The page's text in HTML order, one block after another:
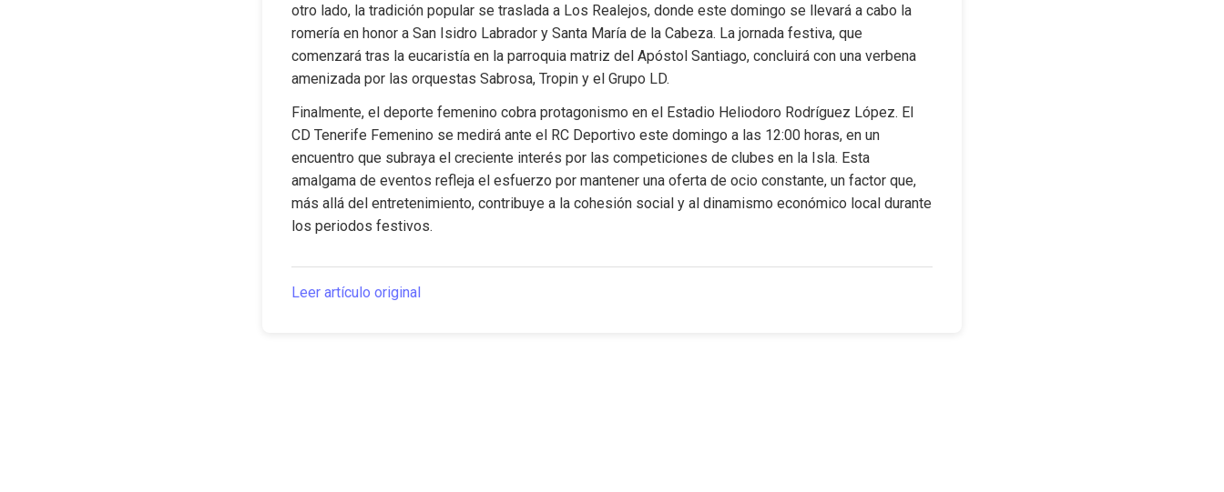
otro lado, la tradición popular se traslada a Los Realejos, donde este domingo se llevará a cabo la
romería en honor a San Isidro Labrador y Santa María de la Cabeza. La jornada festiva, que
comenzará tras la eucaristía en la parroquia matriz del Apóstol Santiago, concluirá con una verbena
amenizada por las orquestas Sabrosa, Tropin y el Grupo LD.
Finalmente, el deporte femenino cobra protagonismo en el Estadio Heliodoro Rodríguez López. El
CD Tenerife Femenino se medirá ante el RC Deportivo este domingo a las 12:00 horas, en un
encuentro que subraya el creciente interés por las competiciones de clubes en la Isla. Esta
amalgama de eventos refleja el esfuerzo por mantener una oferta de ocio constante, un factor que,
más allá del entretenimiento, contribuye a la cohesión social y al dinamismo económico local durante
los periodos festivos.
Leer artículo original